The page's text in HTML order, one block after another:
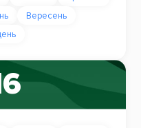
Вересень